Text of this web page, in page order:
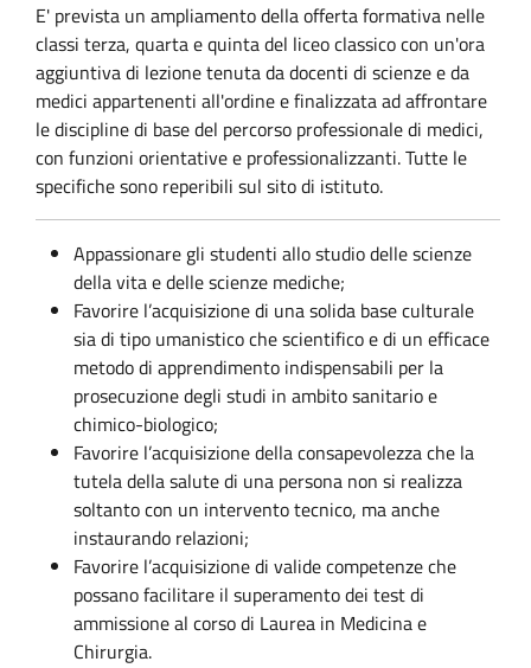
E' prevista un ampliamento della offerta formativa nelle
classi terza, quarta e quinta del liceo classico con un'ora
aggiuntiva di lezione tenuta da docenti di scienze e da
medici appartenenti all'ordine e finalizzata ad affrontare
le discipline di base del percorso professionale di medici,
con funzioni orientative e professionalizzanti. Tutte le
specifiche sono reperibili sul sito di istituto.
Appassionare gli studenti allo studio delle scienze
della vita e delle scienze mediche;
Favorire l’acquisizione di una solida base culturale
sia di tipo umanistico che scientifico e di un efficace
metodo di apprendimento indispensabili per la
prosecuzione degli studi in ambito sanitario e
chimico-biologico;
Favorire l’acquisizione della consapevolezza che la
tutela della salute di una persona non si realizza
soltanto con un intervento tecnico, ma anche
instaurando relazioni;
Favorire l’acquisizione di valide competenze che
possano facilitare il superamento dei test di
ammissione al corso di Laurea in Medicina e
Chirurgia.